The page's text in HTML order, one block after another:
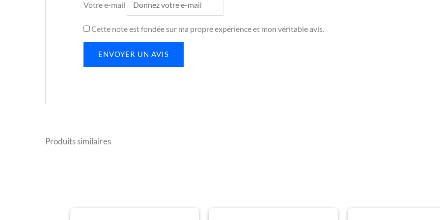
Votre e-mail
Cette note est fondée sur ma propre expérience et mon véritable avis.
ENVOYER UN AVIS
Produits similaires